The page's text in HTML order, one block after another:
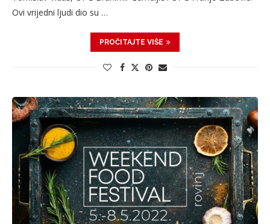
Ovi vrijedni ljudi dio su …
PROČITAJTE VIŠE